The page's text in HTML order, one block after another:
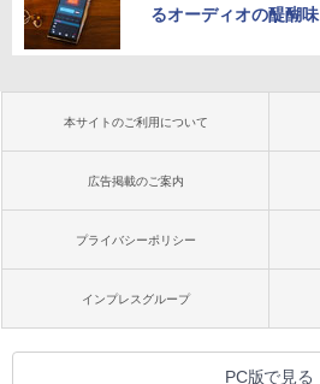
るオーディオの醍醐味
本サイトのご利用について
広告掲載のご案内
プライバシーポリシー
インプレスグループ
PC版で見る